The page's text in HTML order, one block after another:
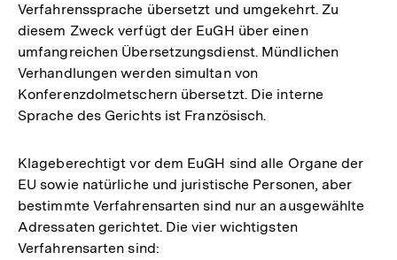
Verfahrenssprache übersetzt und umgekehrt. Zu
diesem Zweck verfügt der EuGH über einen
umfangreichen Übersetzungsdienst. Mündlichen
Verhandlungen werden simultan von
Konferenzdolmetschern übersetzt. Die interne
Sprache des Gerichts ist Französisch.
Klageberechtigt vor dem EuGH sind alle Organe der
EU sowie natürliche und juristische Personen, aber
bestimmte Verfahrensarten sind nur an ausgewählte
Adressaten gerichtet. Die vier wichtigsten
Verfahrensarten sind: